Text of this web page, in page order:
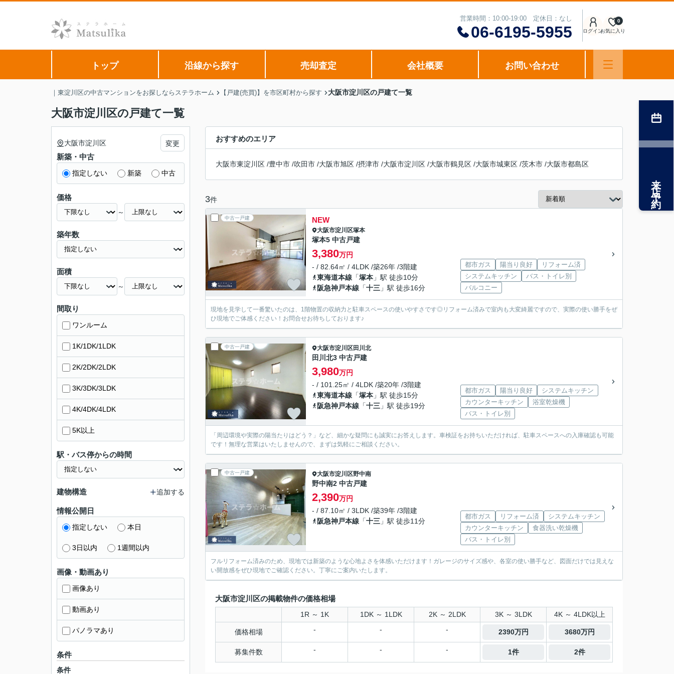
営業時間：10:00-19:00 定休日：なし
06-6195-5955 ログインお気に入り
0
トップ 沿線から探す 売却査定 会社概要 お問い合わせ
｜東淀川区の中古マンションをお探しならステラホーム 【戸建(売買)】を市区町村から探す 大阪市淀川区の戸建て一覧
大阪市淀川区の戸建て一覧
おすすめのエリア
大阪市東淀川区 /豊中市 /吹田市 /大阪市旭区 /摂津市 /大阪市淀川区 /大阪市鶴見区 /大阪市城東区 /茨木市 /大阪市都島区
3件
中古一戸建 NEW
大阪市淀川区塚本
塚本5 中古戸建
3,380万円
- / 82.64㎡ / 4LDK /築26年 /3階建
東海道本線 「塚本 」駅 徒歩10分
阪急神戸本線 「十三 」駅 徒歩16分
都市ガス 陽当り良好
リフォーム済
システムキッチン
バス・トイレ別
バルコニー
現地を見学して一番驚いたのは、1階物置の収納力と駐車スペースの使いやすさです◎リフォーム済みで室内も大変綺麗ですので、実際の使い勝手をぜ
ひ現地でご体感ください！お問合せお待ちしております♪
中古一戸建 大阪市淀川区田川北
田川北3 中古戸建
3,980万円
- / 101.25㎡ / 4LDK /築20年 /3階建
東海道本線 「塚本 」駅 徒歩15分
阪急神戸本線 「十三 」駅 徒歩19分
都市ガス 陽当り良好
システムキッチン
カウンターキッチン
浴室乾燥機
バス・トイレ別
「周辺環境や実際の陽当たりはどう？」など、細かな疑問にも誠実にお答えします。車検証をお持ちいただければ、駐車スペースへの入庫確認も可能
です！無理な営業はいたしませんので、まずは気軽にご相談ください。
中古一戸建 大阪市淀川区野中南
野中南2 中古戸建
2,390万円
- / 87.10㎡ / 3LDK /築39年 /3階建
阪急神戸本線 「十三 」駅 徒歩11分
都市ガス リフォーム済
システムキッチン
カウンターキッチン
食器洗い乾燥機
バス・トイレ別
フルリフォーム済みのため、現地では新築のような心地よさを体感いただけます！ガレージのサイズ感や、各室の使い勝手など、図面だけでは見えな
い開放感をぜひ現地でご確認ください。丁寧にご案内いたします。
大阪市淀川区の掲載物件の価格相場
1R ～ 1K 1DK ～ 1LDK 2K ～ 2LDK 3K ～ 3LDK 4K ～ 4LDK以上
価格相場 - - - 2390万円 3680万円
募集件数 - - - 1件 2件
大阪市淀川区 変更
新築・中古
指定しない 新築 中古
価格
～
築年数
面積
～
間取り
ワンルーム
1K/1DK/1LDK
2K/2DK/2LDK
3K/3DK/3LDK
4K/4DK/4LDK
5K以上
駅・バス停からの時間
建物構造 追加する
情報公開日
指定しない 本日
3日以内 1週間以内
画像・動画あり
画像あり
動画あり
パノラマあり
条件
条件
来店予約